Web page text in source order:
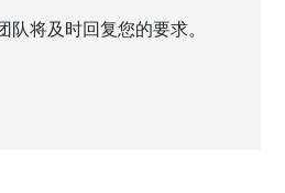
将及时回复您的要求。